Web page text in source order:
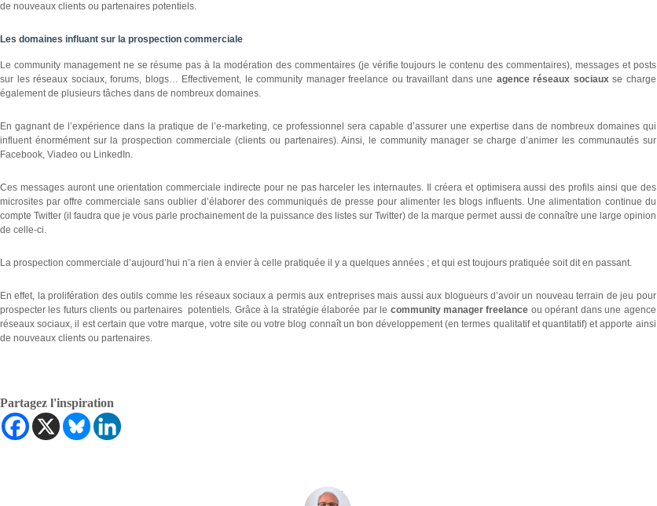
de nouveaux clients ou partenaires potentiels.
Les domaines influant sur la prospection commerciale
Le community management ne se résume pas à la modération des commentaires (je vérifie toujours le contenu des commentaires), messages et posts
sur les réseaux sociaux, forums, blogs… Effectivement, le community manager freelance ou travaillant dans une agence réseaux sociauxse charge
également de plusieurs tâches dans de nombreux domaines.
En gagnant de l’expérience dans la pratique de l’e-marketing, ce professionnel sera capable d’assurer une expertise dans de nombreux domaines qui
influent énormément sur la prospection commerciale (clients ou partenaires). Ainsi, le community manager se charge d’animer les communautés sur
Facebook, Viadeo ou LinkedIn.
Ces messages auront une orientation commerciale indirecte pour ne pas harceler les internautes. Il créera et optimisera aussi des profils ainsi que des
microsites par offre commerciale sans oublier d’élaborer des communiqués de presse pour alimenter les blogs influents. Une alimentation continue du
compte Twitter (il faudra que je vous parle prochainement de la puissance des listes sur Twitter) de la marque permet aussi de connaître une large opinion
de celle-ci.
La prospection commerciale d’aujourd’hui n’a rien à envier à celle pratiquée il y a quelques années ; et qui est toujours pratiquée soit dit en passant.
En effet, la prolifération des outils comme les réseaux sociaux a permis aux entreprises mais aussi aux blogueurs d’avoir un nouveau terrain de jeu pour
prospecter les futurs clients ou partenaires potentiels. Grâce à la stratégie élaborée par le community manager freelance ou opérant dans une agence
réseaux sociaux, il est certain que votre marque, votre site ou votre blog connaît un bon développement (en termes qualitatif et quantitatif) et apporte ainsi
de nouveaux clients ou partenaires.
Partagez l'inspiration